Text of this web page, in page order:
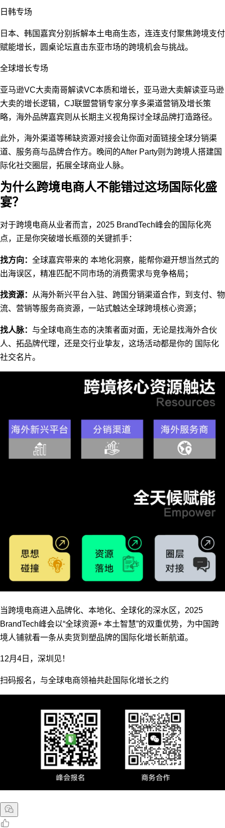
日韩专场
日本、韩国嘉宾分别拆解本土电商生态，连连支付聚焦跨境支付
赋能增长，圆桌论坛直击东亚市场的跨境机会与挑战。
全球增长专场
亚马逊VC大卖南哥解读VC本质和增长，亚马逊大卖解读亚马逊
大卖的增长逻辑，CJ联盟营销专家分享多渠道营销及增长策
略，海外品牌嘉宾则从长期主义视角探讨全球品牌打造路径。
此外，海外渠道等稀缺资源对接会让你面对面链接全球分销渠
道、服务商与品牌合作方。晚间的After Party则为跨境人搭建国
际化社交圈层，拓展全球商业人脉。
为什么跨境电商人不能错过这场国际化盛
宴？
对于跨境电商从业者而言，2025 BrandTech峰会的国际化亮
点，正是你突破增长瓶颈的关键抓手：
找方向： 全球嘉宾带来的 本地化洞察，能帮你避开想当然式的
出海误区，精准匹配不同市场的消费需求与竞争格局；
找资源： 从海外新兴平台入驻、跨国分销渠道合作，到支付、物
流、营销等服务商资源，一站式触达全球跨境核心资源；
找人脉： 与全球电商生态的决策者面对面，无论是找海外合伙
人、拓品牌代理，还是交行业挚友，这场活动都是你的 国际化
社交名片。
当跨境电商进入品牌化、本地化、全球化的深水区，2025
BrandTech峰会以“全球资源+ 本土智慧”的双重优势，为中国跨
境人铺就看一条从卖货到塑品牌的国际化增长新航道。
12月4日，深圳见！
扫码报名，与全球电商领袖共赴国际化增长之约